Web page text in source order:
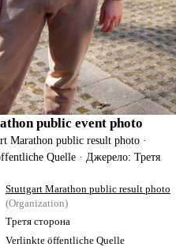
public event photo
Marathon public result photo ·
Quelle · Джерело: Третя
Stuttgart Marathon public result photo
(Organization)
Третя сторона
Verlinkte öffentliche Quelle